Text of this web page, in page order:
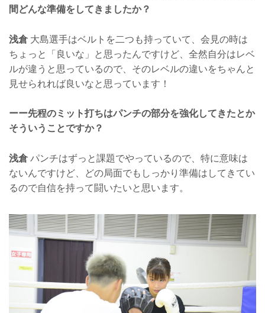
間どんな準備をしてきましたか？
浅倉大島選手はベルトを二つも持っていて、会見の時は
ちょっと「良いな」と思ったんですけど、全然自分はレベ
ルが違うと思っているので、そのレベルの違いをちゃんと
見せられれば良いなと思っています！
ーー先程のミット打ちはパンチの部分を強化してきたとか
そういうことですか？
浅倉パンチはずっと課題でやっているので、特に意味は
ないんですけど、どの局面でもしっかり準備はしてきてい
るので自信を持って闘いたいと思います。